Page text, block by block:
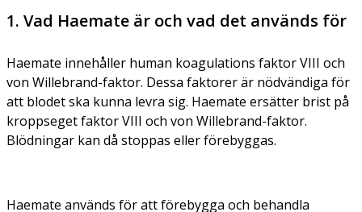
1. Vad Haemate är och vad det används för
Haemate innehåller human koagulations faktor VIII och
von Willebrand-faktor. Dessa faktorer är nödvändiga för
att blodet ska kunna levra sig. Haemate ersätter brist på
kroppseget faktor VIII och von Willebrand-faktor.
Blödningar kan då stoppas eller förebyggas.
Haemate används för att förebygga och behandla